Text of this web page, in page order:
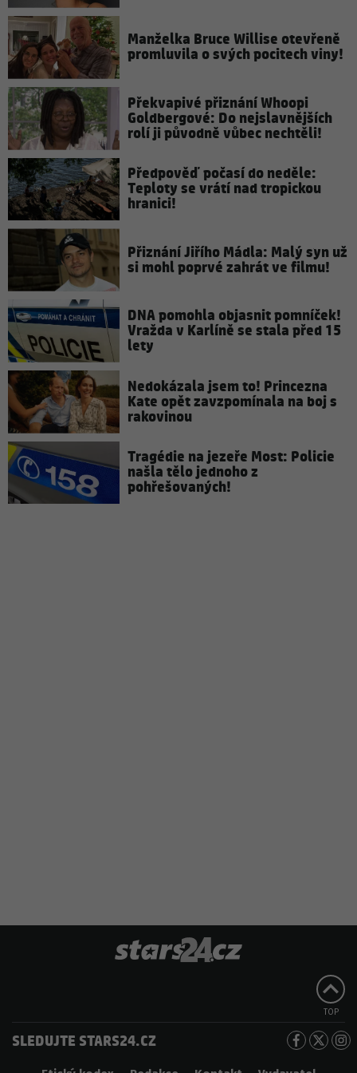
Manželka Bruce Willise otevřeně
promluvila o svých pocitech viny!
Překvapivé přiznání Whoopi
Goldbergové: Do nejslavnějších
rolí ji původně vůbec nechtěli!
Předpověď počasí do neděle:
Teploty se vrátí nad tropickou
hranici!
Přiznání Jiřího Mádla: Malý syn už
si mohl poprvé zahrát ve filmu!
DNA pomohla objasnit pomníček!
Vražda v Karlíně se stala před 15
lety
Nedokázala jsem to! Princezna
Kate opět zavzpomínala na boj s
rakovinou
Tragédie na jezeře Most: Policie
našla tělo jednoho z
pohřešovaných!
TOP
SLEDUJTE STARS24.CZ